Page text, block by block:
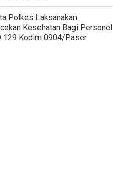
Polkes Laksanakan
Kesehatan Bagi Personel
129 Kodim 0904/Paser